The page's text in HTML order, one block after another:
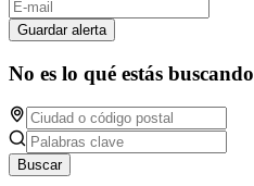
Guardar alerta
No es lo qué estás
Buscar